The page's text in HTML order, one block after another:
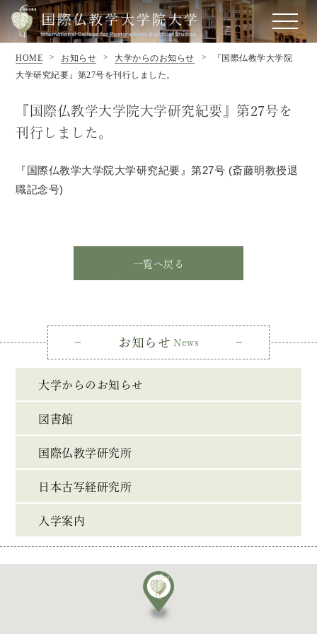
HOME お知らせ 大学からのお知らせ
『国際仏教学大学院
大学研究紀要』第27号を刊行しました。
『国際仏教学大学院大学研究紀要』第27号を
刊行しました。
『国際仏教学大学院大学研究紀要』第27号 (斎藤明教授退
職記念号)
一覧へ戻る
お知らせ News
大学からのお知らせ
図書館
国際仏教学研究所
日本古写経研究所
入学案内